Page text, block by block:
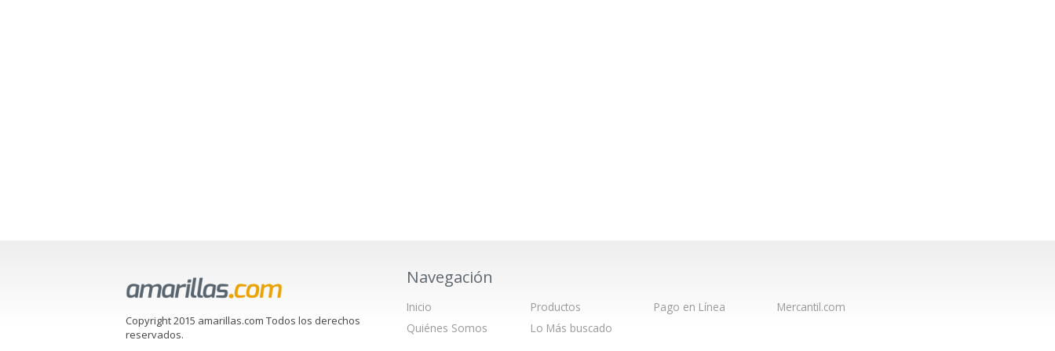
Copyright 2015 amarillas.com Todos los derechos
reservados.
Navegación
Inicio
Quiénes Somos
Productos
Lo Más buscado
Pago en Línea Mercantil.com